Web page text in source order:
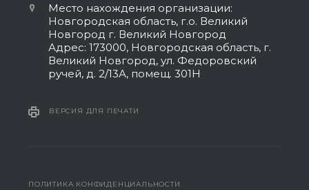
Место нахождения организации:
Новгородская область, г.о. Великий
Новгород г. Великий Новгород
Адрес: 173000, Новгородская область, г.
Великий Новгород, ул. Федоровский
ручей, д. 2/13А, помещ. 301Н
ВЕРСИЯ ДЛЯ ПЕЧАТИ
ПОЛИТИКА КОНФИДЕНЦИАЛЬНОСТИ